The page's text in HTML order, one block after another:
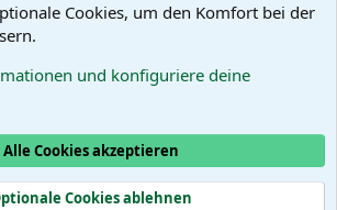
Cookies, um den Komfort bei der
und konfiguriere deine
Alle Cookies akzeptieren
Cookies ablehnen